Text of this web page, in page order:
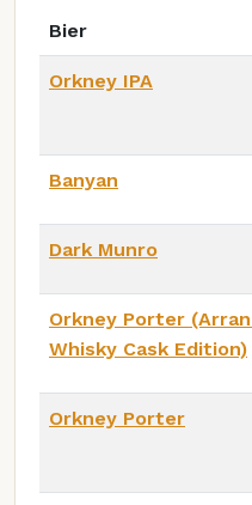
Bier
Orkney IPA
Banyan
Dark Munro
Orkney Porter
Whisky Cask Edition)
Orkney Porter